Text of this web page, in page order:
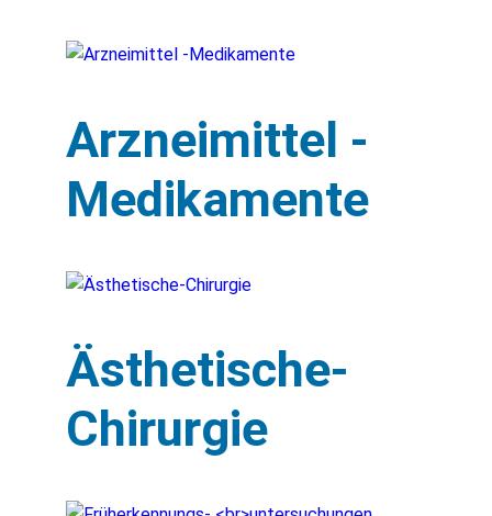
Arzneimittel -
Medikamente
Ästhetische-
Chirurgie